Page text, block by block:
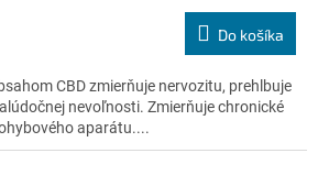
Do košíka
CBD zmierňuje nervozitu, prehlbuje
nevoľnosti. Zmierňuje chronické
aparátu....